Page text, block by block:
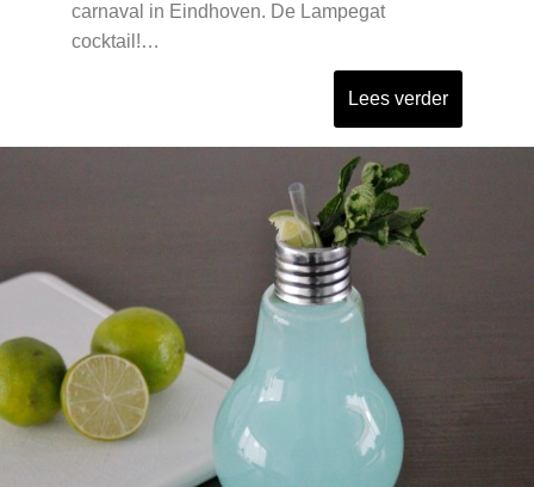
carnaval in Eindhoven. De Lampegat
cocktail!…
Lees verder